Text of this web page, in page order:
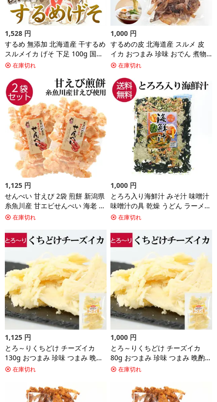
1,528 円
するめ 無添加 北海道産 干するめ
スルメイカ げそ 下足 100g 国産
おつまみ 珍味 つまみ スルメ い
本酒 家飲み 宅飲み 料理 おやつ
食べ物 グルメ 買い回り 送料無料
ギフト
在庫切れ
1,000 円
するめの皮 北海道産 スルメ 皮
イカ おつまみ 珍味 おでん 煮物
出汁 天ぷら ラーメン 45g つまみ
飲み 宅飲み 酒の肴 料理 するめ
いか 1000円ポッキリ 買い回り
送料無料
在庫切れ
1,125 円
せんべい 甘えび 2袋 煎餅 新潟県
糸魚川産 甘エビせんべい 海老 エ
ビ えび 新潟 糸魚川 甘えびせん
お茶請け おせんべい おつまみ つ
まみ 和菓子 保存 保存食 ご当地
グルメ 買い回り 送料無料
在庫切れ
1,000 円
とろろ入り海鮮汁 みそ汁 味噌汁
味噌汁の具 乾燥 うどん ラーメン
トッピング 海老 エビ えび かに
みそしる お味噌汁 具 海鮮汁 海
鮮 1000円ポッキリ 買い回り 食
品 ポイント消化 送料無料
在庫切れ
1,125 円
とろ～りくちどけ チーズイカ
130g おつまみ 珍味 つまみ 晩酌
のしチーズ いか イカ チーズ ビ
存食 家飲み 宅飲み のしいか 買
い回り 送料無料
在庫切れ
1,000 円
とろ～りくちどけ チーズイカ
80g おつまみ 珍味 つまみ 晩酌
のしチーズ いか イカ チーズ ビ
存食 家飲み 宅飲み 1000円ポッ
キリ 買い回り ポイント消化 送料
在庫切れ